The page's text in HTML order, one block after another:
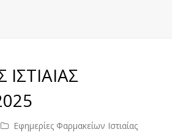
Εφημερίες Φαρμακείων Ιστιαίας